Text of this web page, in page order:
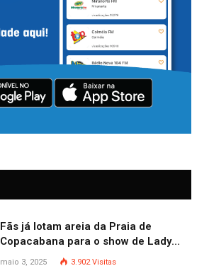
Fãs já lotam areia da Praia de
Copacabana para o show de Lady
Gaga
maio 3, 2025 3.902Visitas